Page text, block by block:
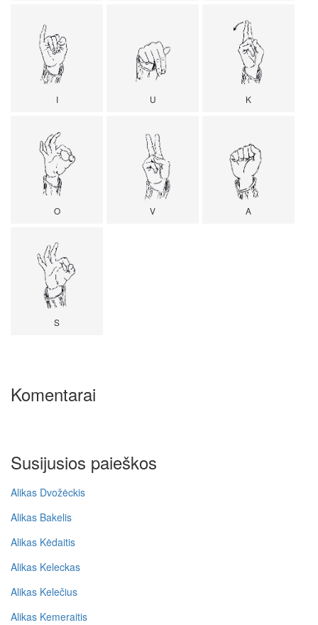
I U K
O V A
S
Komentarai
Susijusios paieškos
Alikas Dvožėckis
Alikas Bakelis
Alikas Kėdaitis
Alikas Keleckas
Alikas Kelečius
Alikas Kemeraitis